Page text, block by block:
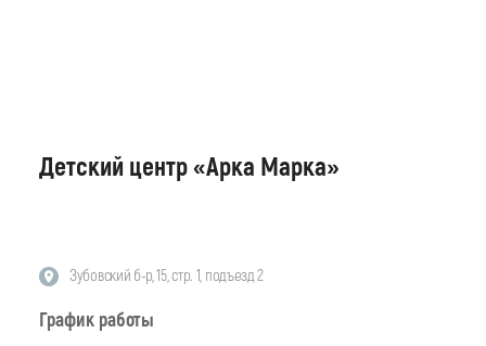
Детский центр «Арка Марка»
Зубовский б-р, 15, стр. 1, подъезд 2
График работы